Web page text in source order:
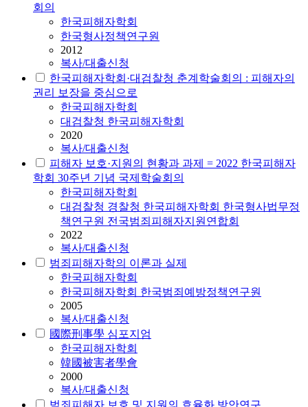
회의
한국피해자학회
한국형사정책연구원
2012
복사/대출신청
한국피해자학회·대검찰청 춘계학술회의 : 피해자의
권리 보장을 중심으로
한국피해자학회
대검찰청 한국피해자학회
2020
복사/대출신청
피해자 보호·지원의 현황과 과제 = 2022 한국피해자
학회 30주년 기념 국제학술회의
한국피해자학회
대검찰청 경찰청 한국피해자학회 한국형사법무정
책연구원 전국범죄피해자지원연합회
2022
복사/대출신청
범죄피해자학의 이론과 실제
한국피해자학회
한국피해자학회 한국범죄예방정책연구원
2005
복사/대출신청
國際刑事學 심포지엄
한국피해자학회
韓國被害者學會
2000
복사/대출신청